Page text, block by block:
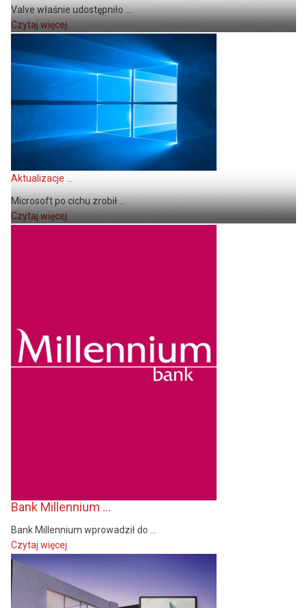
Valve właśnie udostępniło ...
Czytaj więcej
Aktualizacje ...
Microsoft po cichu zrobił ...
Czytaj więcej
Bank Millennium ...
Bank Millennium wprowadził do ...
Czytaj więcej